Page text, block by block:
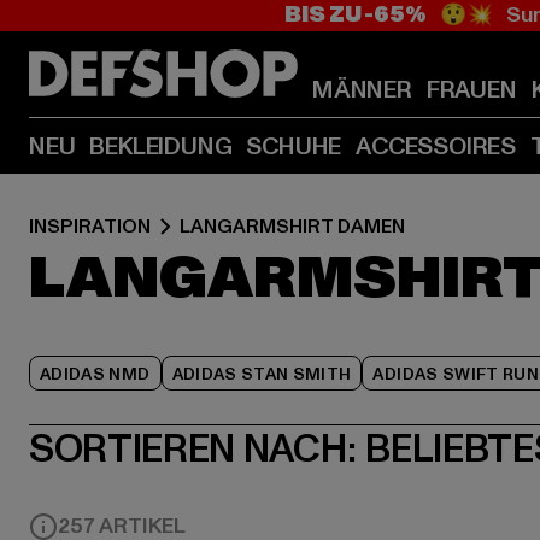
BIS ZU -65% 😲💥
MÄNNER FRAUEN
NEU BEKLEIDUNG SCHUHE ACCESSOIRES
INSPIRATION LANGARMSHIRT DAMEN
ADIDAS NMD ADIDAS STAN SMITH ADIDAS SWIFT RUN
SORTIEREN NACH:
257 ARTIKEL